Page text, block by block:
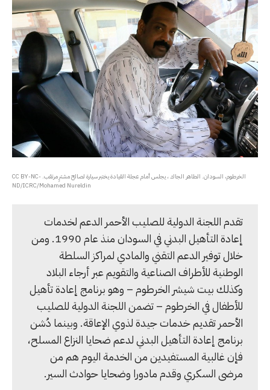
الخرطوم، السودان. الطاهر الجاك ، يجلس أمام عجلة القيادة يختبر سيارة لصالح مشترٍ مرتقب. CC BY-NC-
ND/ICRC/Mohamed Nureldin
تقدم اللجنة الدولية للصليب الأحمر الدعم لخدمات
إعادة التأهيل البدني في السودان منذ عام 1990. ومن
خلال توفير الدعم التقني والمادي لمراكز السلطة
الوطنية للأطراف الصناعية والتقويم عبر أرجاء البلاد
وكذلك بيت شيشر الخرطوم – وهو برنامج إعادة تأهيل
للأطفال في الخرطوم – تضمن اللجنة الدولية للصليب
الأحمر تقديم خدمات جيدة لذوي الإعاقة. وبينما دُشن
برنامج إعادة التأهيل البدني لدعم ضحايا النزاع المسلح،
فإن غالبية المستفيدين من الخدمة اليوم هم من
مرضى السكري وقدم مادورا وضحايا حوادث السير.